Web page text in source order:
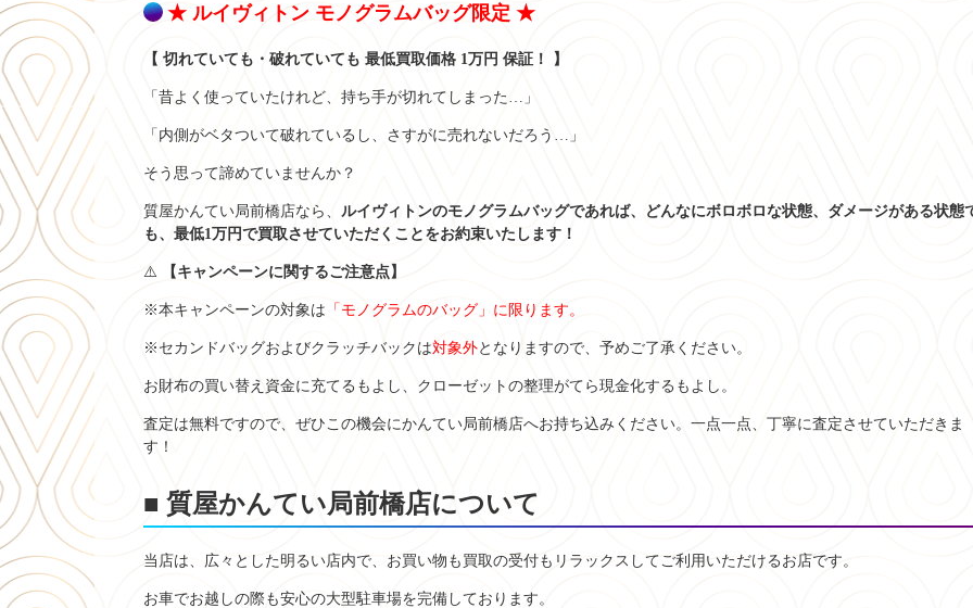
★ ルイヴィトン モノグラムバッグ限定 ★
【 切れていても・破れていても 最低買取価格 1万円 保証！ 】
「昔よく使っていたけれど、持ち手が切れてしまった…」
「内側がベタついて破れているし、さすがに売れないだろう…」
そう思って諦めていませんか？
質屋かんてい局前橋店なら、 ルイヴィトンのモノグラムバッグであれば、どんなにボロボロな状態、ダメージがある状態
も、最低1万円で買取させていただくことをお約束いたします！
⚠️ 【キャンペーンに関するご注意点】
※本キャンペーンの対象は 「モノグラムのバッグ」に限ります。
※セカンドバッグおよびクラッチバックは対象外となりますので、予めご了承ください。
お財布の買い替え資金に充てるもよし、クローゼットの整理がてら現金化するもよし。
査定は無料ですので、ぜひこの機会にかんてい局前橋店へお持ち込みください。一点一点、丁寧に査定させていただきま
す！
■ 質屋かんてい局前橋店について
当店は、広々とした明るい店内で、お買い物も買取の受付もリラックスしてご利用いただけるお店です。
お車でお越しの際も安心の大型駐車場を完備しております。